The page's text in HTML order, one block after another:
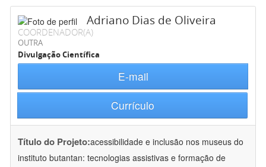
Adriano Dias de Oliveira
COORDENADOR(A)
OUTRA
Divulgação Científica
E-mail
Currículo
Título do Projeto:acessibilidade e inclusão nos museus do
instituto butantan: tecnologias assistivas e formação de